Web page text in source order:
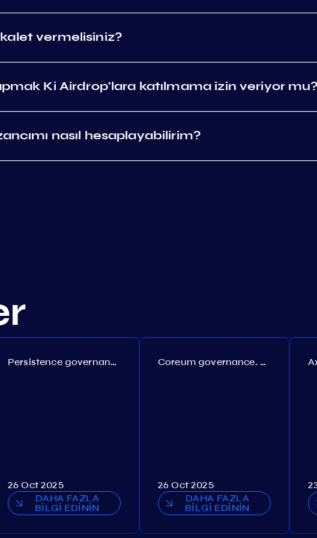
vermelisiniz?
Ki Airdrop'lara katılmama izin veriyor
nasıl hesaplayabilirim?
Persistence governance. Proposal №150
26 Oct 2025
DAHA FAZLA
BİLGİ EDİNİN
Coreum governance. Proposal №22
26 Oct 2025
DAHA FAZLA
BİLGİ EDİNİN